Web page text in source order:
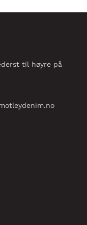
til høyre på